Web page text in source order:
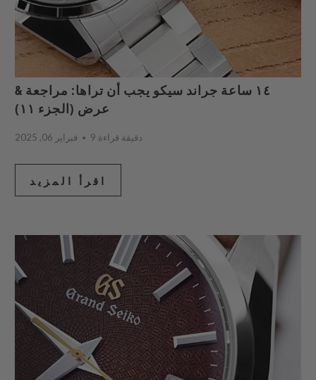
١٤ ساعة جراند سيكو يجب أن تراها: مراجعة &
عرض (الجزء ١١)
فبراير 06, 2025 9 دقيقة قراءة
اقرأ المزيد